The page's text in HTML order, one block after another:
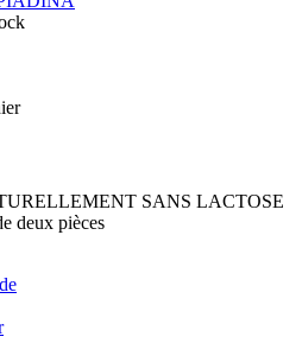
SANS LACTOSE
deux pièces